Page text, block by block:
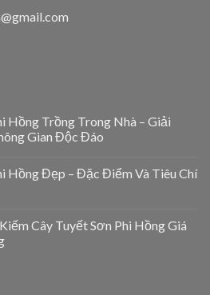
Hồng Trồng Trong Nhà – Giải
Gian Độc Đáo
Hồng Đẹp – Đặc Điểm Và Tiêu Chí
Cây Tuyết Sơn Phi Hồng Giá